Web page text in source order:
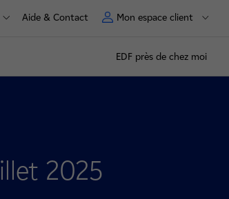
Aide & Contact Mon espace client
EDF près de chez moi
2025